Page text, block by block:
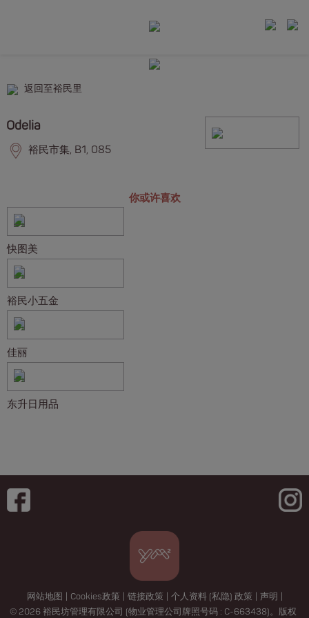
返回至裕民里
Odelia
裕民市集, B1, 085
你或许喜欢
快图美
裕民小五金
佳丽
东升日用品
网站地图 Cookies政策 链接政策 个人资料 (私隐) 政策 声明
© 2026 裕民坊管理有限公司 (物业管理公司牌照号码 : C-663438)。版权